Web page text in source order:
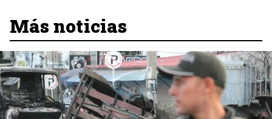
Más noticias